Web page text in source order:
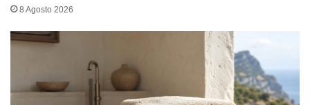
8 Agosto 2026